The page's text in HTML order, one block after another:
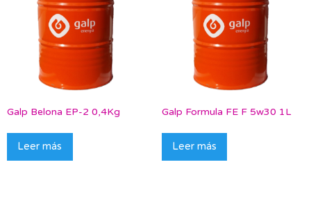
Galp Belona EP-2 0,4Kg
Leer más
Galp Formula FE F 5w30 1L
Leer más